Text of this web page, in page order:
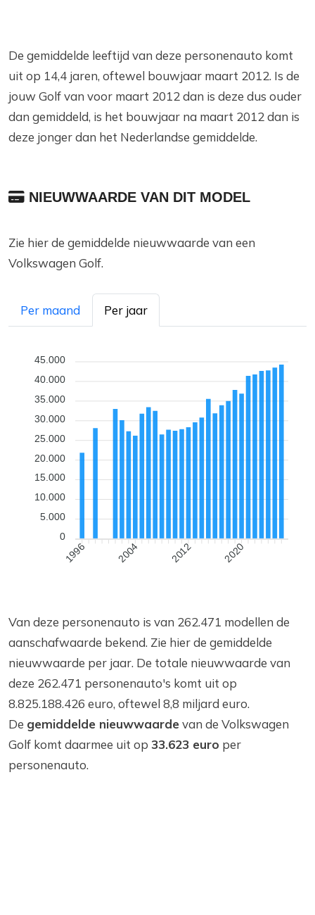
De gemiddelde leeftijd van deze personenauto komt
uit op 14,4 jaren, oftewel bouwjaar maart 2012. Is de
jouw Golf van voor maart 2012 dan is deze dus ouder
dan gemiddeld, is het bouwjaar na maart 2012 dan is
deze jonger dan het Nederlandse gemiddelde.
NIEUWWAARDE VAN DIT MODEL
Zie hier de gemiddelde nieuwwaarde van een
Volkswagen Golf.
Per maand Per jaar
45.000
40.000
35.000
30.000
25.000
20.000
15.000
10.000
5.000
0
1996 2004 2012 2020
Van deze personenauto is van 262.471 modellen de
aanschafwaarde bekend. Zie hier de gemiddelde
nieuwwaarde per jaar. De totale nieuwwaarde van
deze 262.471 personenauto's komt uit op
8.825.188.426 euro, oftewel 8,8 miljard euro.
De gemiddelde nieuwwaardevan de Volkswagen
Golf komt daarmee uit op 33.623 euro per
personenauto.